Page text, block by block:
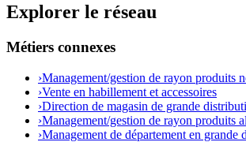
Explorer le réseau
Métiers connexes
›Management/gestion de rayon produits
›Vente en habillement et accessoires
›Direction de magasin de grande
›Management/gestion de rayon produits
›Management de département en grande